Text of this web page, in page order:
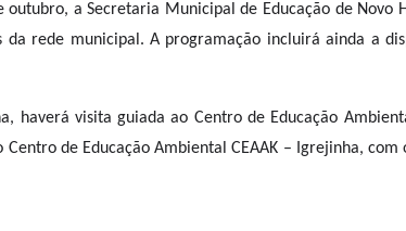
a Secretaria Municipal de Educação de
rede municipal. A programação incluirá ainda a
haverá visita guiada ao Centro de Educação
de Educação Ambiental CEAAK – Igrejinha, com